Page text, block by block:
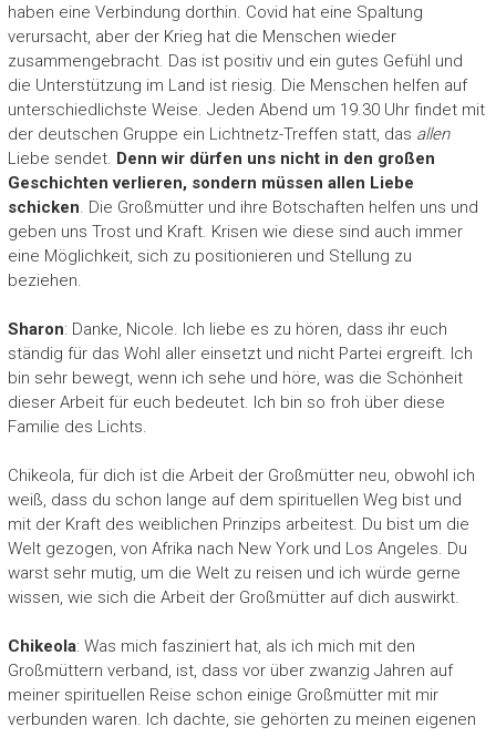
haben eine Verbindung dorthin. Covid hat eine Spaltung
verursacht, aber der Krieg hat die Menschen wieder
zusammengebracht. Das ist positiv und ein gutes Gefühl und
die Unterstützung im Land ist riesig. Die Menschen helfen auf
unterschiedlichste Weise. Jeden Abend um 19.30 Uhr findet mit
der deutschen Gruppe ein Lichtnetz-Treffen statt, das allen
Liebe sendet. Denn wir dürfen uns nicht in den großen
Geschichten verlieren, sondern müssen allen Liebe
schicken. Die Großmütter und ihre Botschaften helfen uns und
geben uns Trost und Kraft. Krisen wie diese sind auch immer
eine Möglichkeit, sich zu positionieren und Stellung zu
beziehen.
Sharon: Danke, Nicole. Ich liebe es zu hören, dass ihr euch
ständig für das Wohl aller einsetzt und nicht Partei ergreift. Ich
bin sehr bewegt, wenn ich sehe und höre, was die Schönheit
dieser Arbeit für euch bedeutet. Ich bin so froh über diese
Familie des Lichts.
Chikeola, für dich ist die Arbeit der Großmütter neu, obwohl ich
weiß, dass du schon lange auf dem spirituellen Weg bist und
mit der Kraft des weiblichen Prinzips arbeitest. Du bist um die
Welt gezogen, von Afrika nach New York und Los Angeles. Du
warst sehr mutig, um die Welt zu reisen und ich würde gerne
wissen, wie sich die Arbeit der Großmütter auf dich auswirkt.
Chikeola: Was mich fasziniert hat, als ich mich mit den
Großmüttern verband, ist, dass vor über zwanzig Jahren auf
meiner spirituellen Reise schon einige Großmütter mit mir
verbunden waren. Ich dachte, sie gehörten zu meinen eigenen